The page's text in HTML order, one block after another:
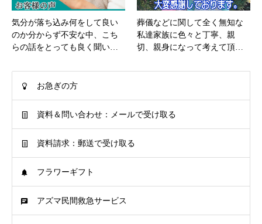
気分が落ち込み何をして良い
のか分からず不安な中、こち
らの話をとっても良く聞い…
葬儀などに関して全く無知な
私達家族に色々と丁寧、親
切、親身になって考えて頂…
お急ぎの方
資料＆問い合わせ：メールで受け取る
資料請求：郵送で受け取る
フラワーギフト
アズマ民間救急サービス